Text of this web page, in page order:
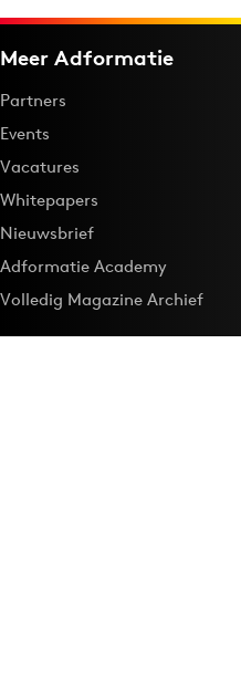
Meer Adformatie
Partners
Events
Vacatures
Whitepapers
Nieuwsbrief
Adformatie Academy
Volledig Magazine Archief